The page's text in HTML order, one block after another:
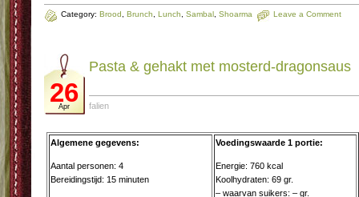
Category: Brood Brunch Lunch Sambal Shoarma Leave a Comment
26
Apr
Pasta & gehakt met mosterd-dragonsaus
falien
Algemene gegevens:
Aantal personen: 4
Bereidingstijd: 15 minuten
Voedingswaarde 1 portie:
Energie: 760 kcal
Koolhydraten: 69 gr.
– waarvan suikers: – gr.